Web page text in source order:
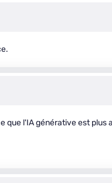
que l'IA générative est plus